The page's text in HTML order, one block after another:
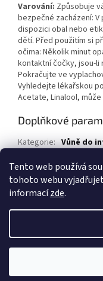
Tento web používá
tohoto webu
informacízde.
Více
Varování: Způsobuje
bezpečné zacházení:
dispozici obal nebo
dětí. Před použitím si
očima: Několik minut
kontaktní čočky, jsou-li
Pokračujte ve
Vyhledejte lékařskou
Acetate, Linalool,
Doplňkové
Kategorie: Vůně do
Copyright 2026